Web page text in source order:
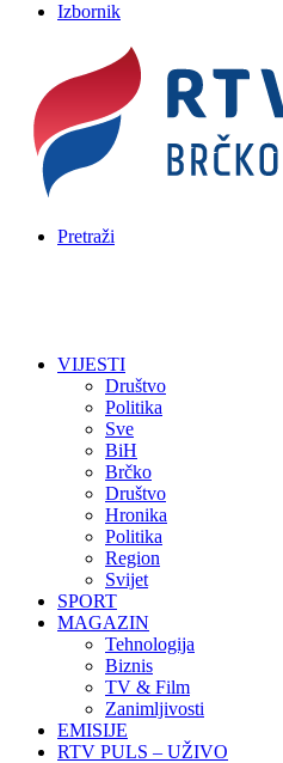
Izbornik
Pretraži
VIJESTI
Društvo
Politika
Sve
BiH
Brčko
Društvo
Hronika
Politika
Region
Svijet
SPORT
MAGAZIN
Tehnologija
Biznis
TV & Film
Zanimljivosti
EMISIJE
RTV PULS – UŽIVO